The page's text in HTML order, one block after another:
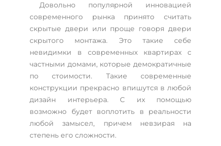
Довольно популярной инновацией
современного рынка принято считать
скрытые двери или проще говоря двери
скрытого монтажа. Это такие себе
невидимки в современных квартирах с
частными домами, которые демократичные
по стоимости. Такие современные
конструкции прекрасно впишутся в любой
дизайн интерьера. С их помощью
возможно будет воплотить в реальности
любой замысел, причем невзирая на
степень его сложности.